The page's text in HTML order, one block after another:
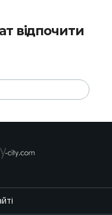
відпочити